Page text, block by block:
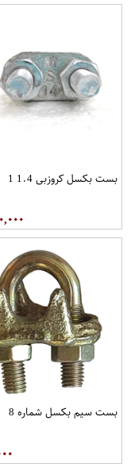
بست بکسل کروزبی 1.4 1
بست سیم بکسل شماره 8